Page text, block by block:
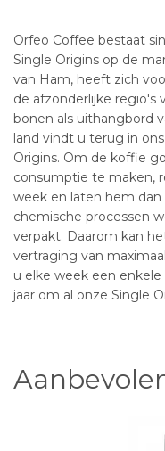
Orfeo Coffee bestaat
Single Origins op de
van Ham, heeft zich
de afzonderlijke regio's
bonen als uithangbord
land vindt u terug in
Origins. Om de koffie
consumptie te maken,
week en laten hem dan
chemische processen
verpakt. Daarom kan
vertraging van
u elke week een
jaar om al onze Single